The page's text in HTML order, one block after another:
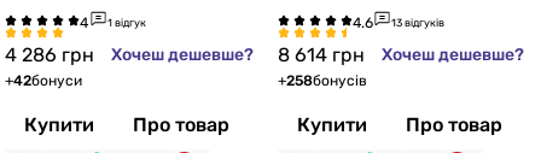
1 відгук
4 286 грн Хочеш дешевше?
+42бонуси
Купити Про товар
050Вт) White (22755)
13 відгуків
8 614 грн Хочеш дешевше?
+258бонусів
Купити Про товар